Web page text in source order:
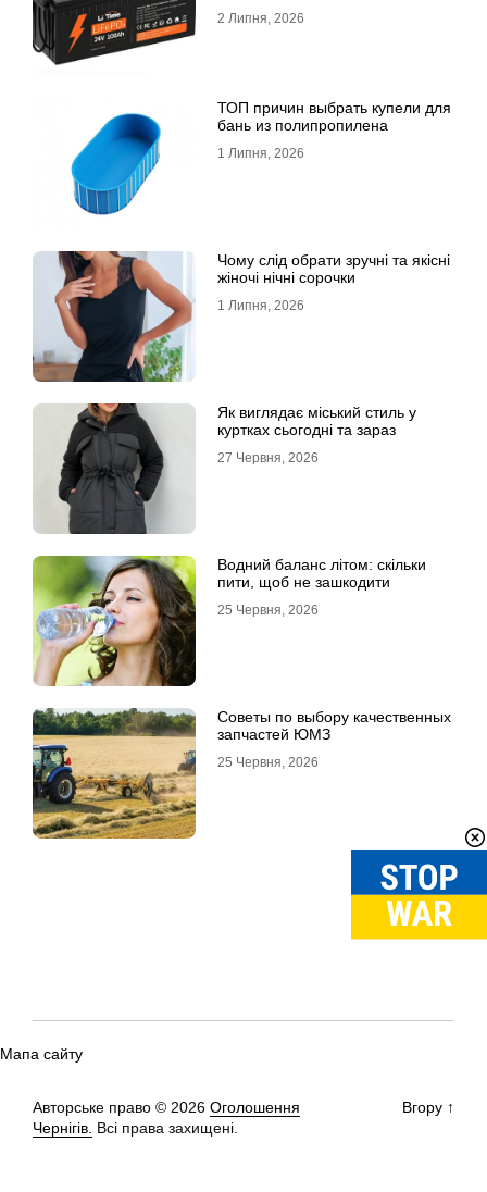
2 Липня, 2026
ТОП причин выбрать купели для
бань из полипропилена
1 Липня, 2026
Чому слід обрати зручні та якісні
жіночі нічні сорочки
1 Липня, 2026
Як виглядає міський стиль у
куртках сьогодні та зараз
27 Червня, 2026
Водний баланс літом: скільки
пити, щоб не зашкодити
25 Червня, 2026
Советы по выбору качественных
запчастей ЮМЗ
25 Червня, 2026
Мапа сайту
Авторське право © 2026 Оголошення
Чернігів. Всі права захищені.
Вгору ↑